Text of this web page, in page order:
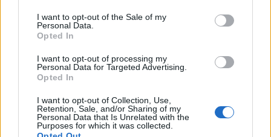
I want to opt-out of the Sale of my
Personal Data.
Opted In
I want to opt-out of processing my
Personal Data for Targeted Advertising.
Opted In
I want to opt-out of Collection, Use,
Retention, Sale, and/or Sharing of my
Personal Data that Is Unrelated with the
Purposes for which it was collected.
Región
Illes Balears
Eivissa